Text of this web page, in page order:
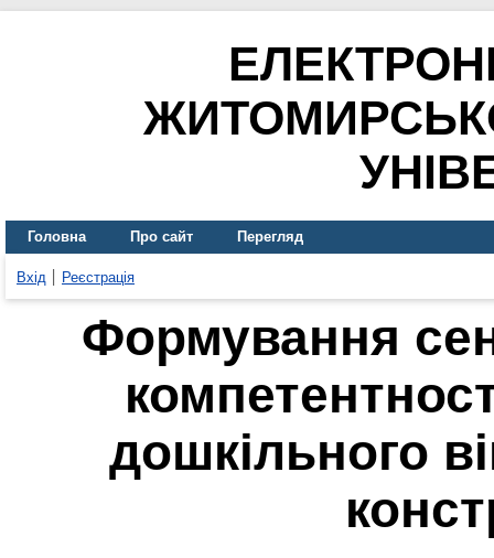
Головна Про сайт Перегляд
Вхід Реєстрація
Формування
дошкільного